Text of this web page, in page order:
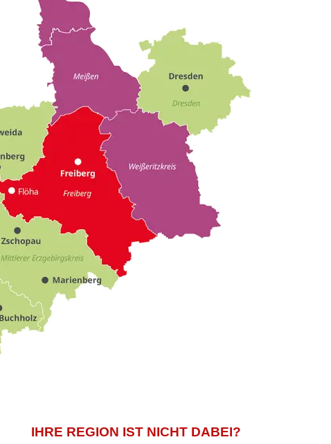
IHRE REGION IST NICHT DABEI?